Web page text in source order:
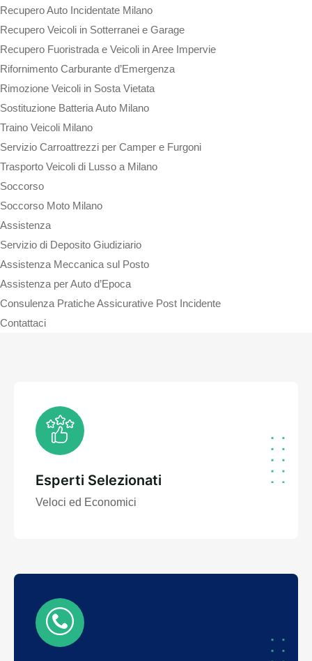
Recupero Auto Incidentate Milano
Recupero Veicoli in Sotterranei e Garage
Recupero Fuoristrada e Veicoli in Aree Impervie
Rifornimento Carburante d’Emergenza
Rimozione Veicoli in Sosta Vietata
Sostituzione Batteria Auto Milano
Traino Veicoli Milano
Servizio Carroattrezzi per Camper e Furgoni
Trasporto Veicoli di Lusso a Milano
Soccorso
Soccorso Moto Milano
Assistenza
Servizio di Deposito Giudiziario
Assistenza Meccanica sul Posto
Assistenza per Auto d’Epoca
Consulenza Pratiche Assicurative Post Incidente
Contattaci
Esperti Selezionati
Veloci ed Economici